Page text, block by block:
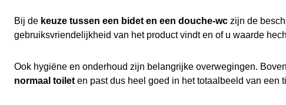
Bij de keuze tussen een bidet en een douche-wc zijn de
gebruiksvriendelijkheid van het product vindt en of u waarde
Ook hygiëne en onderhoud zijn belangrijke overwegingen.
normaal toilet en past dus heel goed in het totaalbeeld van een